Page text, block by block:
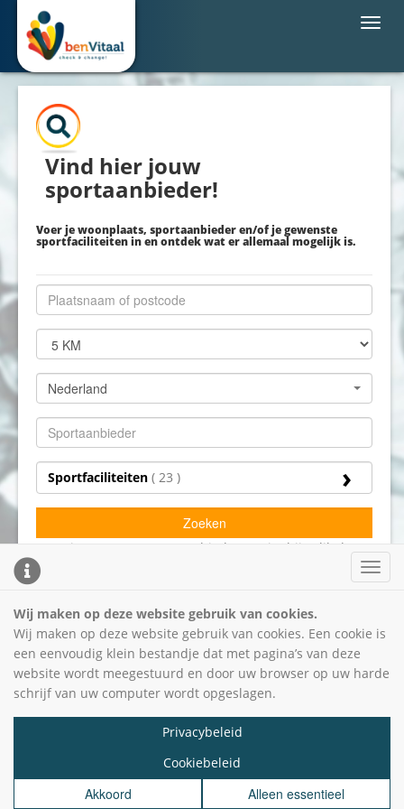
Vind hier jouw
sportaanbieder!
Voer je woonplaats, sportaanbieder en/of je gewenste
sportfaciliteiten in en ontdek wat er allemaal mogelijk is.
Nederland
Sportfaciliteiten ( 23 )
Zoeken
Staat je gewenste sportaanbieder er niet bij? Klik dan
hier.
Wij maken op deze website gebruik van cookies.
Wij maken op deze website gebruik van cookies. Een cookie is
een eenvoudig klein bestandje dat met pagina’s van deze
website wordt meegestuurd en door uw browser op uw harde
schrijf van uw computer wordt opgeslagen.
Privacybeleid
Cookiebeleid
Akkoord Alleen essentieel
© 2026 - benVitaal -Privacybeleid-Cookiebeleid- 3.6.2 -